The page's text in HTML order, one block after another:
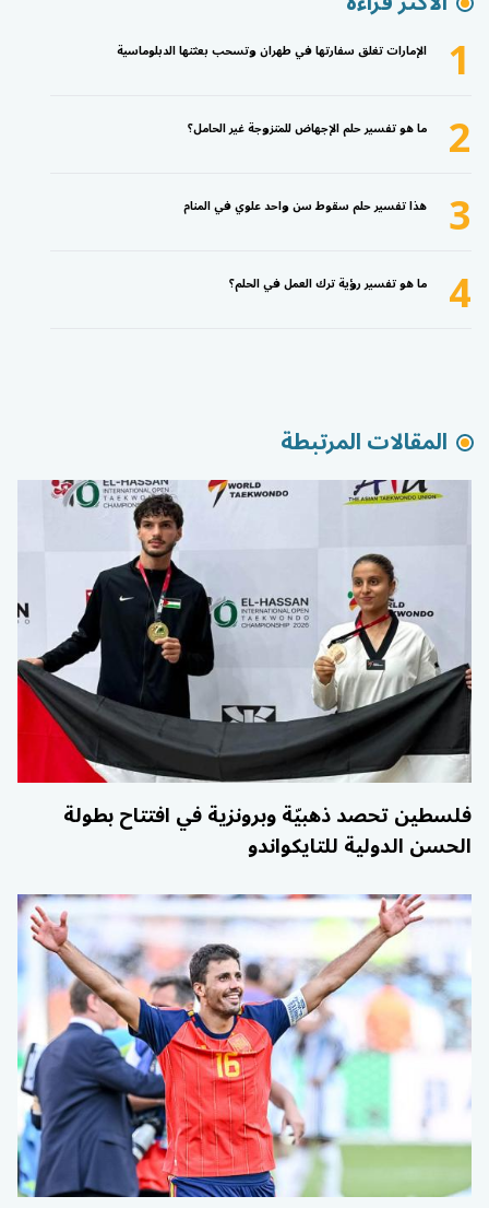
1 الإمارات تغلق سفارتها في طهران وتسحب بعثتها الدبلوماسية
2 ما هو تفسير حلم الإجهاض للمتزوجة غير الحامل؟
3 هذا تفسير حلم سقوط سن واحد علوي في المنام
4 ما هو تفسير رؤية ترك العمل في الحلم؟
المقالات المرتبطة
فلسطين تحصد ذهبيّة وبرونزية في افتتاح بطولة
الحسن الدولية للتايكواندو